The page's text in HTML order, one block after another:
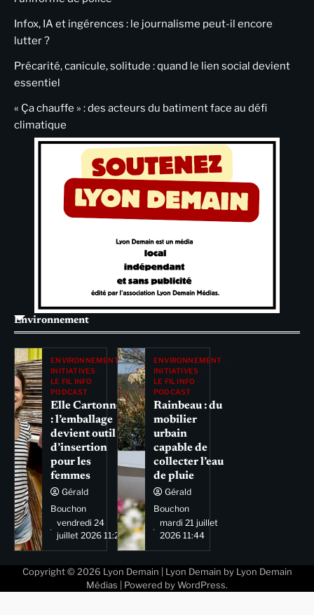
Infox, IA et ingérences : le journalisme peut-il encore
lutter ?
Précarité, canicule, solitude : quand le lien social devient
essentiel
« Ça chauffe » : des acteurs du batiment face au défi
climatique
Environnement
ENVIRONNEMENT
INITIATIVES
LE FIL INFO
PODCAST
Elle Cartonne
: l’emballage
devient outil
d’insertion
pour les
femmes
Gérald
Bouchon
vendredi 24
juillet 2026 11:29
ENVIRONNEMENT
INITIATIVES
LE FIL INFO
PODCAST
Rainbeau : du
mobilier
urbain
capable de
collecter l’eau
de pluie
Gérald
Bouchon
mardi 21 juillet
2026 11:44
Copyright © 2026 Lyon Demain | Lyon Demain by Lyon Demain
Médias | Powered by WordPress.